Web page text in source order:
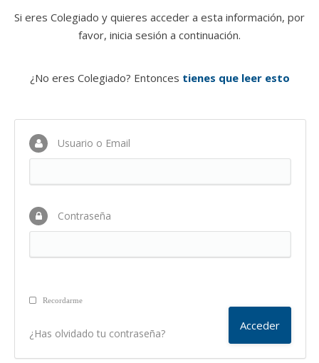
Si eres Colegiado y quieres acceder a esta información, por
favor, inicia sesión a continuación.
¿No eres Colegiado? Entonces tienes que leer esto
Usuario o Email
Contraseña
Recordarme
¿Has olvidado tu contraseña?